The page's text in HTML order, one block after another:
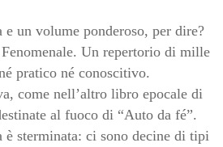
un volume ponderoso, per dire?
Un repertorio di mille
pratico né conoscitivo.
come nell’altro libro epocale di
al fuoco di “Auto da fé”.
è sterminata: ci sono decine di tipi